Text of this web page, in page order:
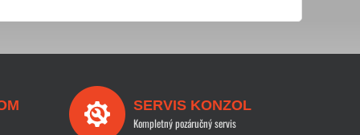
SERVIS KONZOL
Kompletný pozáručný servis